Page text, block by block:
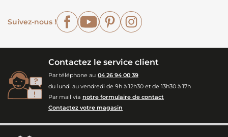
Suivez-nous !
FacebookYouTubePinterest
Contactez le service client
Par téléphone au 04 26 94 00 39
du lundi au vendredi de 9h à 12h30 et de 13h30 à 17h
Par mail via notre formulaire de contact
Contactez votre magasin